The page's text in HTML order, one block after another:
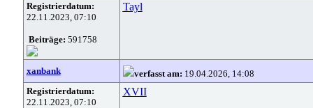
Registrierdatum:
22.11.2023, 07:10
Beiträge: 591758
Tayl
xanbank verfasst am: 19.04.2026, 14:08
Registrierdatum:
22.11.2023, 07:10
XVII